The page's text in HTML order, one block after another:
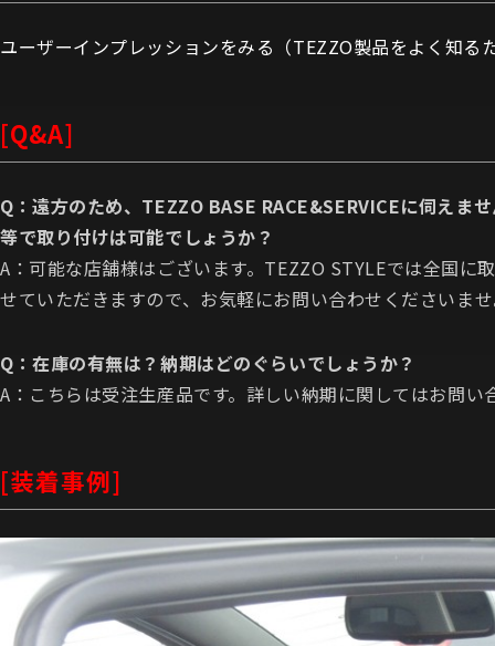
ユーザーインプレッションをみる（TEZZO製品をよく知る
[Q&A]
Q：遠方のため、TEZZO BASE RACE&SERVICEに伺えま
等で取り付けは可能でしょうか？
A：可能な店舗様はございます。TEZZO STYLEでは全国
せていただきますので、お気軽にお問い合わせくださいま
Q：在庫の有無は？納期はどのぐらいでしょうか？
A：こちらは受注生産品です。詳しい納期に関してはお問い
[装着事例]